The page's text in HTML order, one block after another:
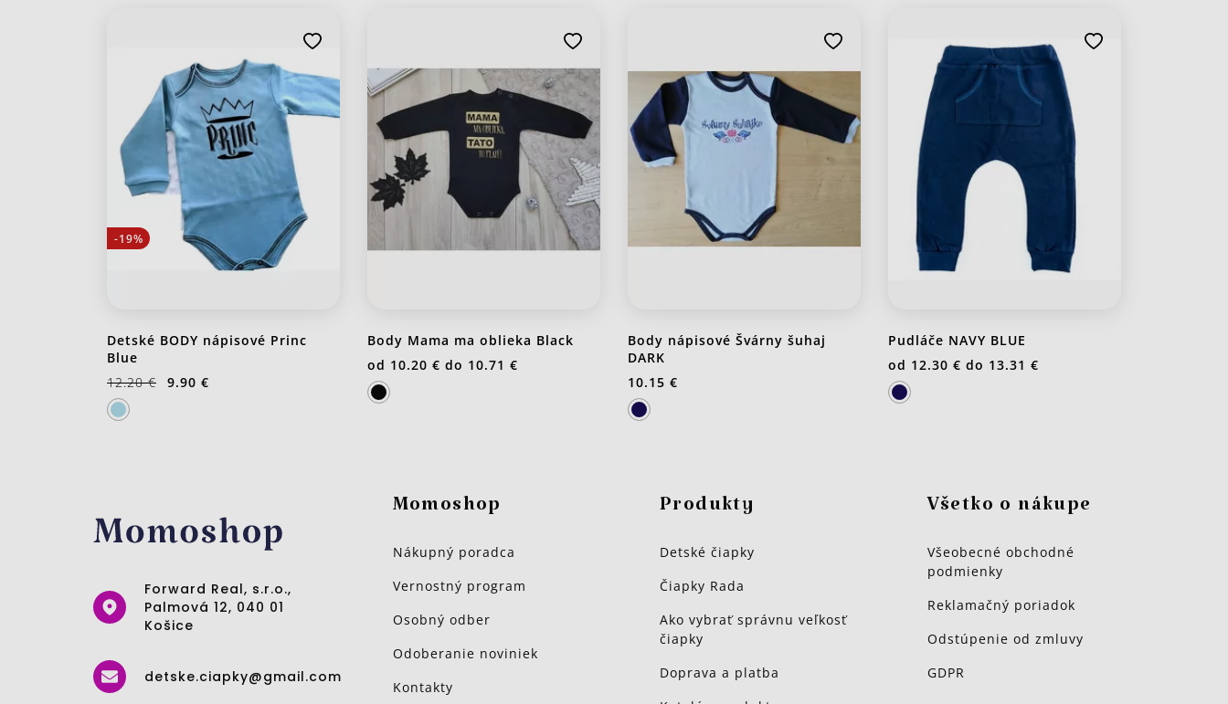
-19%
Detské BODY nápisové Princ
Blue
12.20 €
9.90 €
Body Mama ma oblieka Black
od 10.20 € do 10.71 €
Body nápisové Švárny šuhaj
DARK
10.15 €
Pudláče NAVY BLUE
od 12.30 € do 13.31 €
Forward Real, s.r.o.,
Palmová 12, 040 01
Košice
detske.ciapky@gmail.com
Momoshop
Nákupný poradca
Vernostný program
Osobný odber
Odoberanie noviniek
Kontakty
Produkty
Detské čiapky
Čiapky Rada
Ako vybrať správnu veľkosť
čiapky
Doprava a platba
Všetko o nákupe
Všeobecné obchodné
podmienky
Reklamačný poriadok
Odstúpenie od zmluvy
GDPR